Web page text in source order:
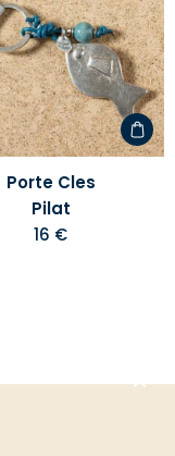
à
votre
liste
Porte Cles
Pilat
16 €